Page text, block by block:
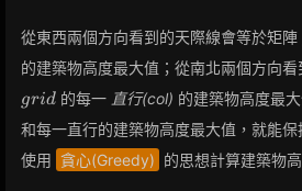
從東西兩個方向看到的天際線會等於矩陣
的建築物高度最大值；從南北兩個方向
grid 的每一 直行(col) 的建築物高度最
和每一直行的建築物高度最大值，就能
使用 貪心(Greedy) 的思想計算建築物